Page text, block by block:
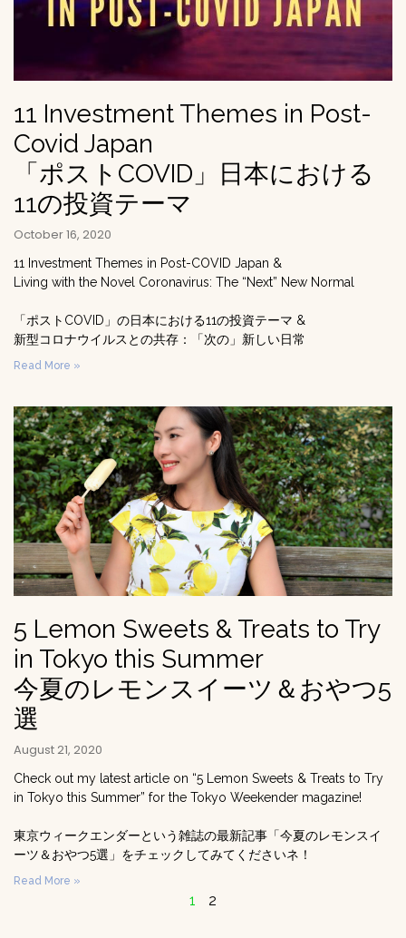
11 Investment Themes in Post-
Covid Japan
「ポストCOVID」日本における
11の投資テーマ
October 16, 2020
11 Investment Themes in Post-COVID Japan &
Living with the Novel Coronavirus: The “Next” New Normal
「ポストCOVID」の日本における11の投資テーマ &
新型コロナウイルスとの共存：「次の」新しい日常
Read More »
5 Lemon Sweets & Treats to Try
in Tokyo this Summer
今夏のレモンスイーツ＆おやつ5
選
August 21, 2020
Check out my latest article on “5 Lemon Sweets & Treats to Try
in Tokyo this Summer” for the Tokyo Weekender magazine!
東京ウィークエンダーという雑誌の最新記事「今夏のレモンスイ
ーツ＆おやつ5選」をチェックしてみてくださいネ！
Read More »
1 2